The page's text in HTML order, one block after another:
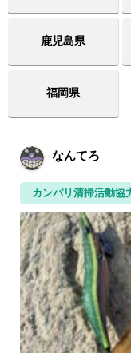
鹿児島県
福岡県
なんてろ
カンパリ清掃活動協